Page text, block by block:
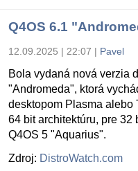
Q4OS 6.1
12.09.2025 | 22:07 | Pavel
Bola vydaná nová verzia
"Andromeda", ktorá
desktopom Plasma alebo
64 bit architektúru, pre 32
Q4OS 5 "Aquarius".
Zdroj: DistroWatch.com